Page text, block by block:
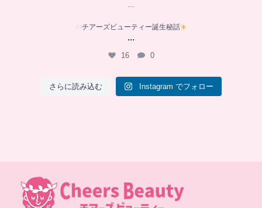
…
チアーズビューティー誕生秘話
...
16 0
さらに読み込む Instagram でフォロー